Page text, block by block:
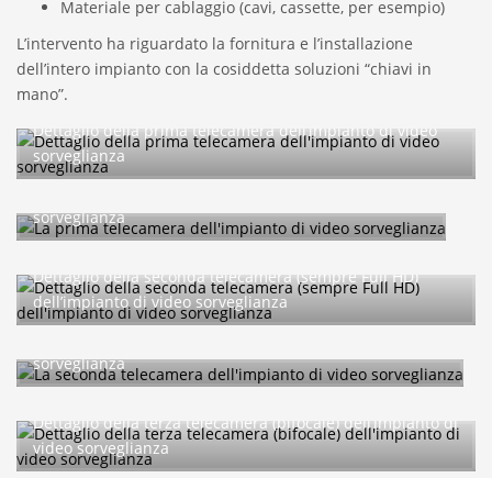
Materiale per cablaggio (cavi, cassette, per esempio)
L’intervento ha riguardato la fornitura e l’installazione
dell’intero impianto con la cosiddetta soluzioni “chiavi in
mano”.
Dettaglio della prima telecamera dell’impianto di video
sorveglianza
sorveglianza
Dettaglio della seconda telecamera (sempre Full HD)
dell’impianto di video sorveglianza
sorveglianza
Dettaglio della terza telecamera (bifocale) dell’impianto di
video sorveglianza